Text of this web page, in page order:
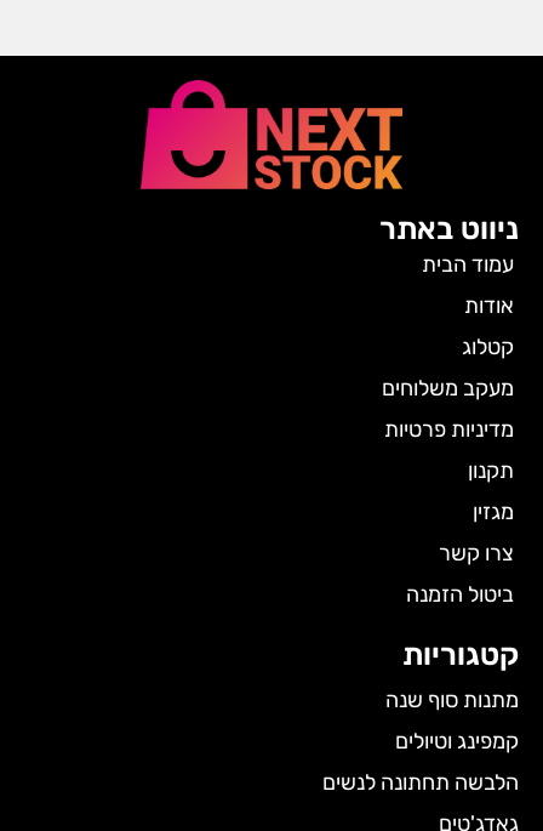
ניווט באתר
עמוד הבית
אודות
קטלוג
מעקב משלוחים
מדיניות פרטיות
תקנון
מגזין
צרו קשר
ביטול הזמנה
קטגוריות
מתנות סוף שנה
קמפינג וטיולים
הלבשה תחתונה לנשים
גאדג'טים